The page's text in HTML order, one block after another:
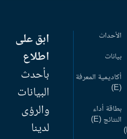
الأحداث
بيانات
أكاديمية المعرفة
بطاقة أداء
النتائج (E)
ابق على
اطلاع
بأحدث
البيانات
والرؤى
لدينا